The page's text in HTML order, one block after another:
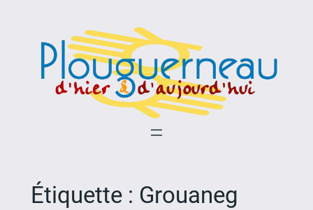
Étiquette : Grouaneg